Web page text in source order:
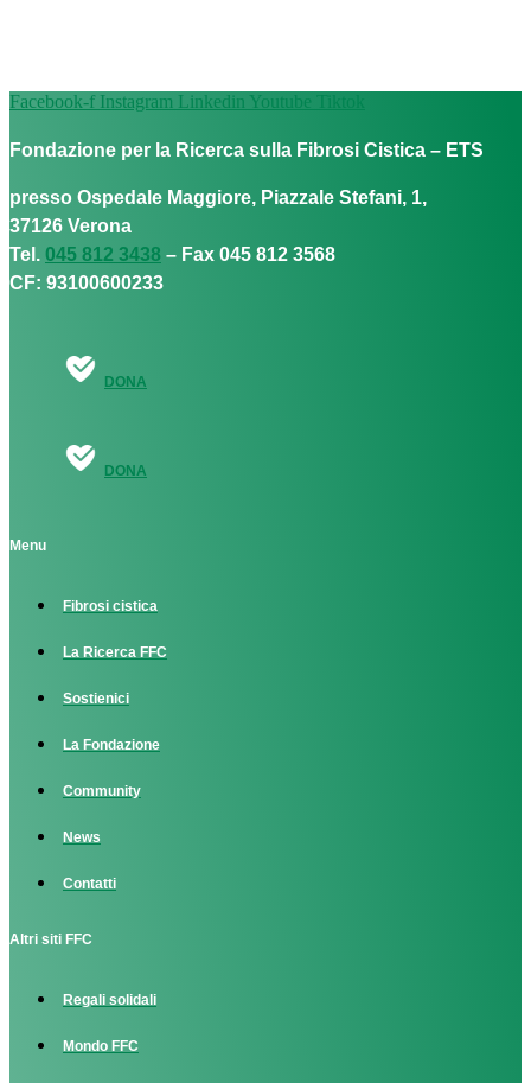
Facebook-f Instagram Linkedin Youtube Tiktok
Fondazione per la Ricerca sulla Fibrosi Cistica – ETS
presso Ospedale Maggiore, Piazzale Stefani, 1,
37126 Verona
Tel. 045 812 3438 – Fax 045 812 3568
CF: 93100600233
DONA
DONA
Menu
Fibrosi cistica
La Ricerca FFC
Sostienici
La Fondazione
Community
News
Contatti
Altri siti FFC
Regali solidali
Mondo FFC